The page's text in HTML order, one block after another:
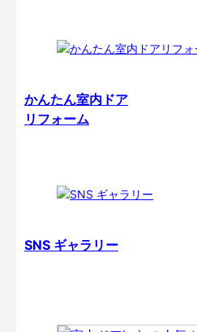
かんたん室内ドア
リフォーム
SNS ギャラリー